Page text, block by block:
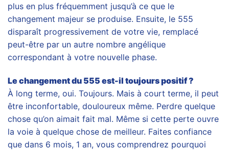
plus en plus fréquemment jusqu’à ce que le
changement majeur se produise. Ensuite, le 555
disparaît progressivement de votre vie, remplacé
peut-être par un autre nombre angélique
correspondant à votre nouvelle phase.
Le changement du 555 est-il toujours positif ?
À long terme, oui. Toujours. Mais à court terme, il peut
être inconfortable, douloureux même. Perdre quelque
chose qu’on aimait fait mal. Même si cette perte ouvre
la voie à quelque chose de meilleur. Faites confiance
que dans 6 mois, 1 an, vous comprendrez pourquoi